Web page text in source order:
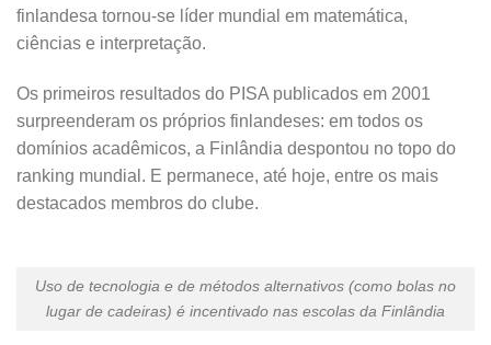
finlandesa tornou-se líder mundial em matemática,
ciências e interpretação.
Os primeiros resultados do PISA publicados em 2001
surpreenderam os próprios finlandeses: em todos os
domínios acadêmicos, a Finlândia despontou no topo do
ranking mundial. E permanece, até hoje, entre os mais
destacados membros do clube.
Uso de tecnologia e de métodos alternativos (como bolas no
lugar de cadeiras) é incentivado nas escolas da Finlândia